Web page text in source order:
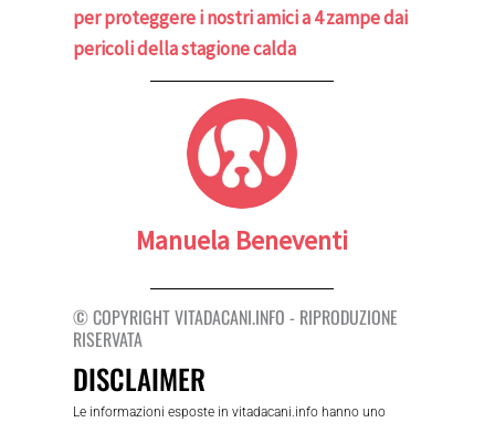
per proteggere i nostri amici a 4 zampe dai
pericoli della stagione calda
Manuela Beneventi
© COPYRIGHT VITADACANI.INFO - RIPRODUZIONE
RISERVATA
DISCLAIMER
Le informazioni esposte in vitadacani.info hanno uno